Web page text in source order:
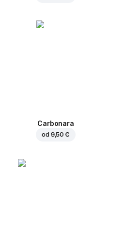
Carbonara
od 9,50 €